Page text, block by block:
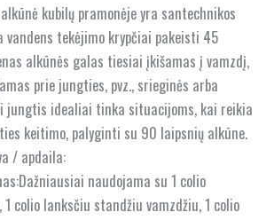
kubilų pramonėje yra santechnikos
vandens tekėjimo krypčiai pakeisti 45
alkūnės galas tiesiai įkišamas į vamzdį,
prie jungties, pvz., srieginės arba
jungtis idealiai tinka situacijoms, kai reikia
keitimo, palyginti su 90 laipsnių alkūne.
/ apdaila:
naudojama su 1 colio
colio lanksčiu standžiu vamzdžiu, 1 colio